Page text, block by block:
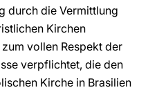
durch die Vermittlung
Kirchen
vollen Respekt der
verpflichtet, die den
Kirche in Brasilien